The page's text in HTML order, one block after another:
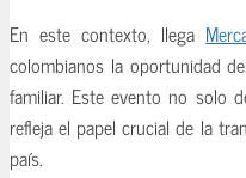
En este contexto, llega
colombianos la oportunidad
familiar. Este evento no solo
refleja el papel crucial de la
país.